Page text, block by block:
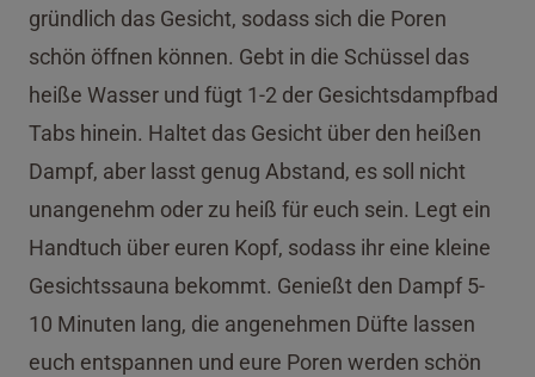
gründlich das Gesicht, sodass sich die Poren
schön öffnen können. Gebt in die Schüssel das
heiße Wasser und fügt 1-2 der Gesichtsdampfbad
Tabs hinein. Haltet das Gesicht über den heißen
Dampf, aber lasst genug Abstand, es soll nicht
unangenehm oder zu heiß für euch sein. Legt ein
Handtuch über euren Kopf, sodass ihr eine kleine
Gesichtssauna bekommt. Genießt den Dampf 5-
10 Minuten lang, die angenehmen Düfte lassen
euch entspannen und eure Poren werden schön